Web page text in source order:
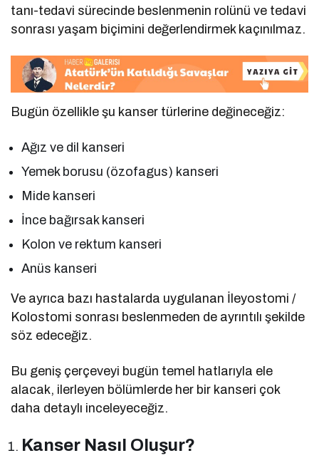
tanı-tedavi sürecinde beslenmenin rolünü ve tedavi
sonrası yaşam biçimini değerlendirmek kaçınılmaz.
Bugün özellikle şu kanser türlerine değineceğiz:
Ağız ve dil kanseri
Yemek borusu (özofagus) kanseri
Mide kanseri
İnce bağırsak kanseri
Kolon ve rektum kanseri
Anüs kanseri
Ve ayrıca bazı hastalarda uygulanan İleyostomi /
Kolostomi sonrası beslenmeden de ayrıntılı şekilde
söz edeceğiz.
Bu geniş çerçeveyi bugün temel hatlarıyla ele
alacak, ilerleyen bölümlerde her bir kanseri çok
daha detaylı inceleyeceğiz.
Kanser Nasıl Oluşur?